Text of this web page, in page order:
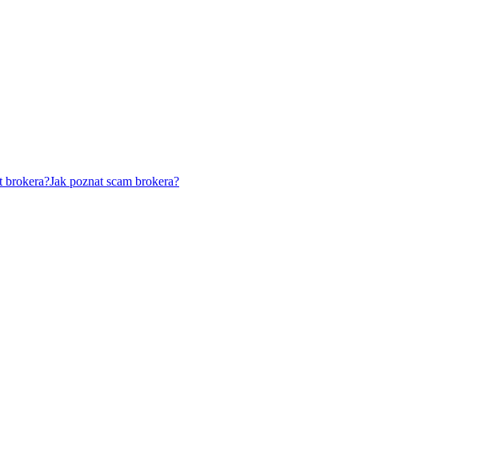
brokera?Jak poznat scam brokera?